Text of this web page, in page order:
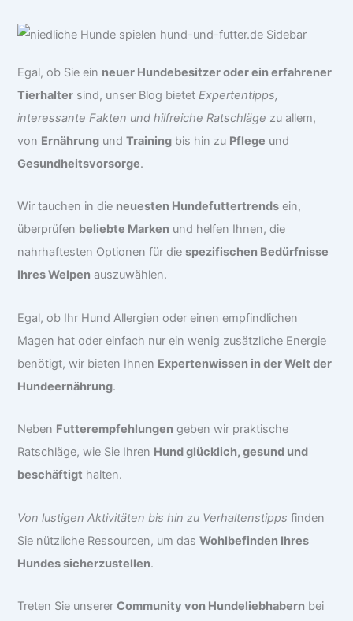
Egal, ob Sie ein neuer Hundebesitzer oder ein erfahrener
Tierhalter sind, unser Blog bietet Expertentipps,
interessante Fakten und hilfreiche Ratschläge zu allem,
von Ernährung undTraining bis hin zu Pflege und
Gesundheitsvorsorge.
Wir tauchen in die neuesten Hundefuttertrends ein,
überprüfen beliebte Marken und helfen Ihnen, die
nahrhaftesten Optionen für diespezifischen Bedürfnisse
Ihres Welpen auszuwählen.
Egal, ob Ihr Hund Allergien oder einen empfindlichen
Magen hat oder einfach nur ein wenig zusätzliche Energie
benötigt, wir bieten Ihnen Expertenwissen in der Welt der
Hundeernährung.
Neben Futterempfehlungen geben wir praktische
Ratschläge, wie Sie Ihren Hund glücklich, gesund und
beschäftigt halten.
Von lustigen Aktivitäten bis hin zu Verhaltenstipps finden
Sie nützliche Ressourcen, um dasWohlbefinden Ihres
Hundes sicherzustellen.
Treten Sie unsererCommunity von Hundeliebhabern bei